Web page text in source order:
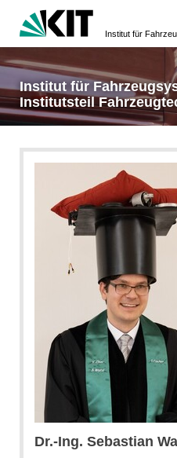
Institut für
Institutsteil
Dr.-Ing. Sebastian